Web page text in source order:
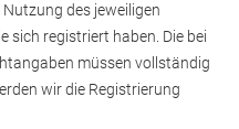
des jeweiligen
sich registriert haben. Die bei
müssen vollständig
wir die Registrierung